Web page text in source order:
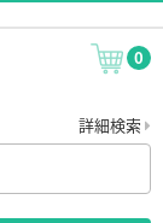
0
詳細検索